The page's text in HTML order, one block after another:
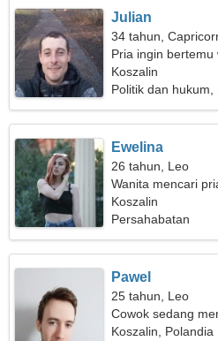
Julian
34 tahun,
Pria ingin bertemu
Koszalin
Politik dan hukum,
Ewelina
26 tahun, Leo
Wanita mencari
Koszalin
Persahabatan
Pawel
25 tahun, Leo
Cowok sedang
Koszalin, Polandia